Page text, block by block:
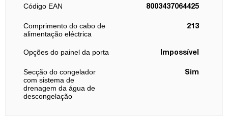
Código EAN 8003437064425
Comprimento do cabo de
alimentação eléctrica
213
Opções do painel da porta Impossível
Secção do congelador
com sistema de
drenagem da água de
descongelação
Sim